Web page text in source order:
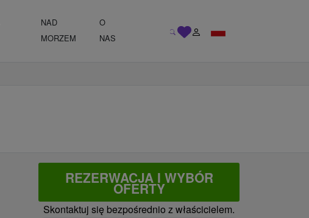
NAD
MORZEM
O
NAS
REZERWACJA I WYBÓR
OFERTY
Skontaktuj się bezpośrednio z właścicielem.